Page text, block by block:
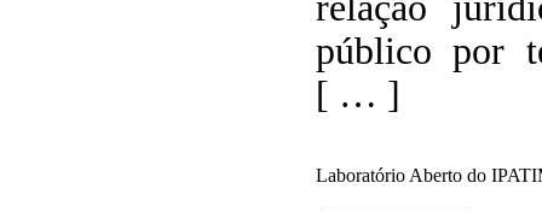
público por
[ … ]
Laboratório Aberto do